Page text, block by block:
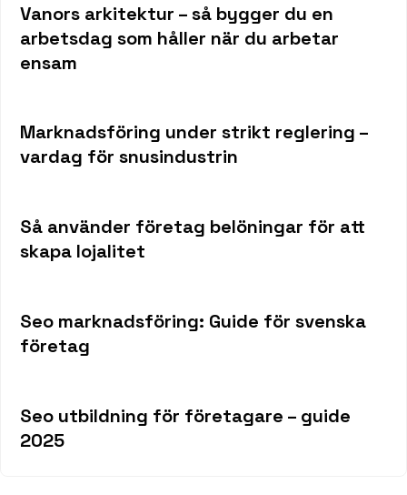
Vanors arkitektur – så bygger du en
arbetsdag som håller när du arbetar
ensam
Marknadsföring under strikt reglering –
vardag för snusindustrin
Så använder företag belöningar för att
skapa lojalitet
Seo marknadsföring: Guide för svenska
företag
Seo utbildning för företagare – guide
2025